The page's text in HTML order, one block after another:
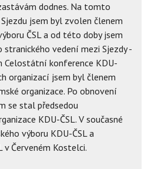
dodnes. Na tomto
jsem byl zvolen členem
ČSL a od této doby jsem
vedení mezi Sjezdy -
Celostátní konference KDU-
organizací jsem byl členem
organizace. Po obnovení
se stal předsedou
KDU-ČSL. V současné
výboru KDU-ČSL a
v Červeném Kostelci.